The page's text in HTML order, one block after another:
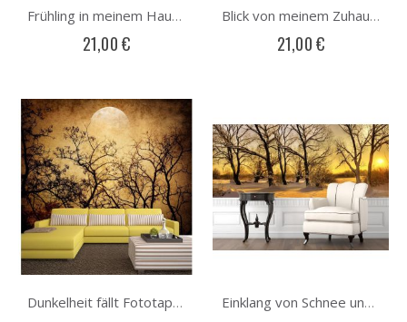
Frühling in meinem Haus Fototapete
21,00 €
Blick von meinem Zuhause Fototapete
21,00 €
Dunkelheit fällt Fototapete Einklang von Schnee und Sonne Fototapete